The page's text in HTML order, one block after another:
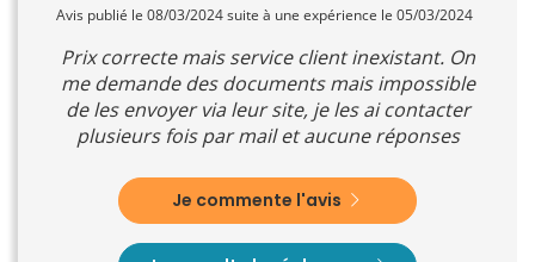
Avis publié le 08/03/2024 suite à une expérience le 05/03/2024
Prix correcte mais service client inexistant. On
me demande des documents mais impossible
de les envoyer via leur site, je les ai contacter
plusieurs fois par mail et aucune réponses
Je commente l'avis